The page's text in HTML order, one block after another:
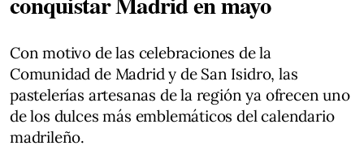
Con motivo de las celebraciones de la
Comunidad de Madrid y de San Isidro, las
pastelerías artesanas de la región ya ofrecen uno
de los dulces más emblemáticos del calendario
madrileño.